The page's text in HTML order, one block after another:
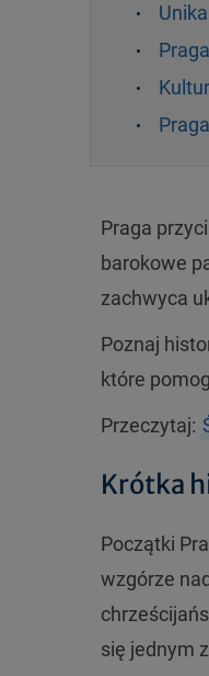
Praga
barokowe
zachwyca
Poznaj
które
Przeczytaj:
Krótka
Początki
wzgórze
się jednym